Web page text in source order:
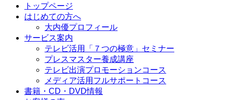
トップページ
はじめての方へ
大内優プロフィール
サービス案内
テレビ活用「７つの極意」セミナー
プレスマスター養成講座
テレビ出演プロモーションコース
メディア活用フルサポートコース
書籍・CD・DVD情報